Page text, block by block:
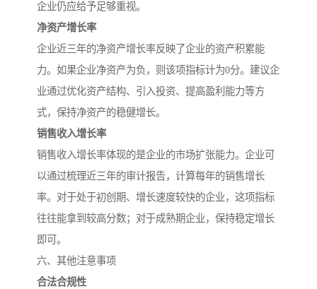
企业仍应给予足够重视。
净资产增长率
企业近三年的净资产增长率反映了企业的资产积累能
力。如果企业净资产为负，则该项指标计为0分。建议企
业通过优化资产结构、引入投资、提高盈利能力等方
式，保持净资产的稳健增长。
销售收入增长率
销售收入增长率体现的是企业的市场扩张能力。企业可
以通过梳理近三年的审计报告，计算每年的销售增长
率。对于处于初创期、增长速度较快的企业，这项指标
往往能拿到较高分数；对于成熟期企业，保持稳定增长
即可。
六、其他注意事项
合法合规性